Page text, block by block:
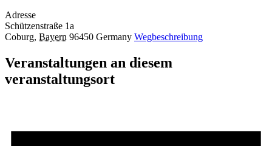
Adresse
Schützenstraße 1a
Coburg, Bayern 96450 Germany Wegbeschreibung
Veranstaltungen an diesem
veranstaltungsort